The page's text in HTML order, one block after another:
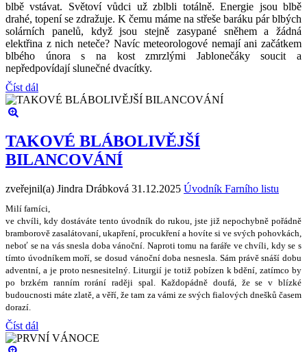
blbě vstávat. Světoví vůdci už zblbli totálně. Energie jsou blbě
drahé, topení se zdražuje. K čemu máme na střeše baráku pár blbých
solárních panelů, když jsou stejně zasypané sněhem a žádná
elektřina z nich neteče? Navíc meteorologové nemají ani začátkem
blbého února s na kost zmrzlými Jablonečáky soucit a
nepředpovídají slunečné dvacítky.
Číst dál
TAKOVÉ BLÁBOLIVĚJŠÍ
BILANCOVÁNÍ
zveřejnil(a) Jindra Drábková 31.12.2025 Úvodník Farního listu
Milí farníci,
ve chvíli, kdy dostáváte tento úvodník do rukou, jste již nepochybně pořádně
bramborově zasalátovaní, ukapření, procukření a hovíte si ve svých pohovkách,
neboť se na vás snesla doba vánoční. Naproti tomu na faráře ve chvíli, kdy se s
tímto úvodníkem moří, se dosud vánoční doba nesnesla. Sám právěsnáší dobu
adventní, a je proto nesnesitelný . Liturgií je totiž pobízen k bdění, zatímco by
po brzkém ranním rorání raději spal. Každopádně doufá, že se v blízké
budoucnosti máte zlatě , a věří,že tam za vámi ze svých fialových dnešků časem
dorazí.
Číst dál